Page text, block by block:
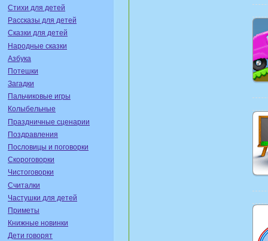
Стихи для детей
Рассказы для детей
Сказки для детей
Народные сказки
Азбука
Потешки
Загадки
Пальчиковые игры
Колыбельные
Праздничные сценарии
Поздравления
Пословицы и поговорки
Скороговорки
Чистоговорки
Считалки
Частушки для детей
Приметы
Книжные новинки
Дети говорят